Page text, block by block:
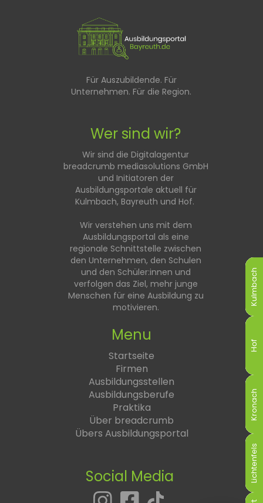
Kulmbach
Hof
Kronach
Lichtenfels
Kulmbach
Hof
Kronach
Lichtenfels
Kulmbach
Hof
Kronach
Lichtenfels
Kulmbach
Hof
Kronach
Lichtenfels
Kulmbach
Hof
Kronach
Lichtenfels
Kulmbach
Hof
Kronach
Lichtenfels
Für Auszubildende. Für
Unternehmen. Für die Region.
Wer sind wir?
Wir sind die Digitalagentur
breadcrumb mediasolutions GmbH
und Initiatoren der
Ausbildungsportale aktuell für
Kulmbach, Bayreuth und Hof.
Wir verstehen uns mit dem
Ausbildungsportal als eine
regionale Schnittstelle zwischen
den Unternehmen, den Schulen
und den Schüler:innen und
verfolgen das Ziel, mehr junge
Menschen für eine Ausbildung zu
motivieren.
Menu
Startseite
Firmen
Ausbildungsstellen
Ausbildungsberufe
Praktika
Über breadcrumb
Übers Ausbildungsportal
Social Media